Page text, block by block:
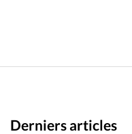
Derniers articles